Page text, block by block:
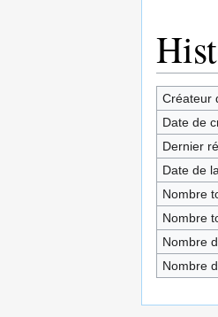
Créateur
Date de
Dernier
Date de
Nombre
Nombre
Nombre
Nombre